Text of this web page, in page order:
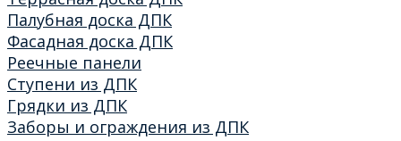
Палубная доска ДПК
Фасадная доска ДПК
Реечные панели
Ступени из ДПК
Грядки из ДПК
Заборы и ограждения из ДПК